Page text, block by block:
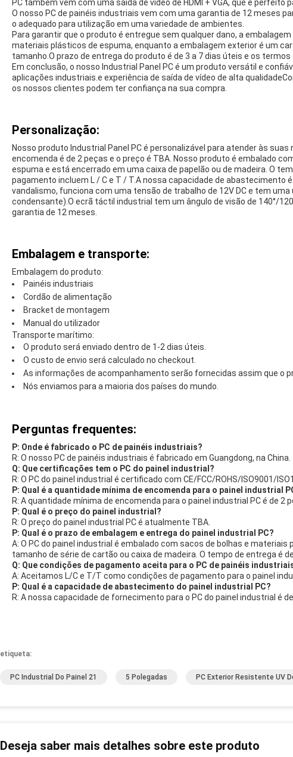
PC também vem com uma saída de vídeo de HDMI + VGA, que é perfeito
O nosso PC de painéis industriais vem com uma garantia de 12 meses
o adequado para utilização em uma variedade de ambientes.
Para garantir que o produto é entregue sem qualquer dano, a
materiais plásticos de espuma, enquanto a embalagem exterior é um
tamanho.O prazo de entrega do produto é de 3 a 7 dias úteis e os
Em conclusão, o nosso Industrial Panel PC é um produto versátil e
aplicações industriais.e experiência de saída de vídeo de alta
os nossos clientes podem ter confiança na sua compra.
Personalização:
Nosso produto Industrial Panel PC é personalizável para atender às
encomenda é de 2 peças e o preço é TBA. Nosso produto é embalado
espuma e está encerrado em uma caixa de papelão ou de madeira. O
pagamento incluem L / C e T / T.A nossa capacidade de abastecimento
vandalismo, funciona com uma tensão de trabalho de 12V DC e tem
condensante).O ecrã táctil industrial tem um ângulo de visão de 140°/
garantia de 12 meses.
Embalagem e transporte:
Embalagem do produto:
Painéis industriais
Cordão de alimentação
Bracket de montagem
Manual do utilizador
Transporte marítimo:
O produto será enviado dentro de 1-2 dias úteis.
O custo de envio será calculado no checkout.
As informações de acompanhamento serão fornecidas assim que o
Nós enviamos para a maioria dos países do mundo.
Perguntas frequentes:
P: Onde é fabricado o PC de painéis industriais?
R: O nosso PC de painéis industriais é fabricado em Guangdong, na China.
Q: Que certificações tem o PC do painel industrial?
R: O PC do painel industrial é certificado com CE/FCC/ROHS/ISO9001/
P: Qual é a quantidade mínima de encomenda para o painel industrial
R: A quantidade mínima de encomenda para o painel industrial PC é de 2
P: Qual é o preço do painel industrial?
R: O preço do painel industrial PC é atualmente TBA.
P: Qual é o prazo de embalagem e entrega do painel industrial PC?
A: O PC do painel industrial é embalado com sacos de bolhas e
tamanho de série de cartão ou caixa de madeira. O tempo de entrega é
Q: Que condições de pagamento aceita para o PC de painéis
A: Aceitamos L/C e T/T como condições de pagamento para o painel
P: Qual é a capacidade de abastecimento do painel industrial PC?
R: A nossa capacidade de fornecimento para o PC do painel industrial é
etiqueta:
PC Industrial Do Painel 21 5 Polegadas PC Exterior Resistente UV
Deseja saber mais detalhes sobre este produto